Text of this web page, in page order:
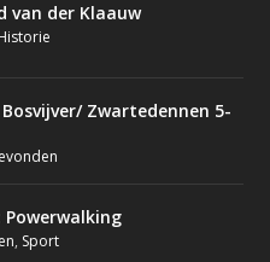
van der Klaauw
Zwartedennen 5-
, Sport